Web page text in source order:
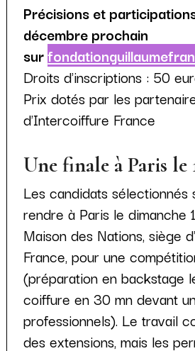
Précisions et
décembre prochain
sur
Droits d'inscriptions : 50
Prix dotés par les
d'Intercoiffure France
Une finale à Paris le
Les candidats sélectionnés
rendre à Paris le dimanche
Maison des Nations, siège
France, pour une
(préparation en backstage
coiffure en 30 mn devant
professionnels). Le travail
des extensions, mais les